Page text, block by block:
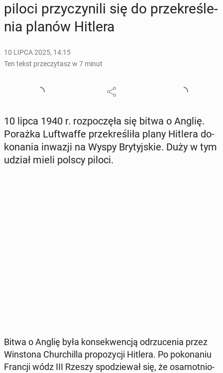
piloci przy­czy­ni­li się do prze­kre­śle­
nia planów Hitlera
10 LIPCA 2025, 14:15
Ten tekst przeczytasz w 7 minut
10 lipca 1940 r. roz­po­czę­ła się bitwa o Anglię.
Porażka Luft­waf­fe prze­kre­śli­ła plany Hitlera do­
ko­na­nia inwazji na Wyspy Bry­tyj­skie. Duży w tym
udział mieli polscy piloci.
Bitwa o Anglię była kon­se­kwen­cją od­rzu­ce­nia przez
Win­sto­na Chur­chil­la pro­po­zy­cji Hitlera. Po po­ko­na­niu
Francji wódz III Rzeszy spo­dzie­wał się, że osa­mot­nio­